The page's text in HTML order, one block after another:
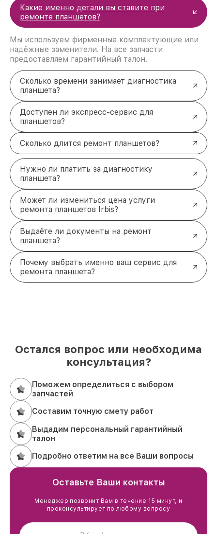
профессиональные услуги.
Доверьте заботу о планшете Irbis
профессионалам!
Устройство снова станет удобным и
функциональным. Мы готовы позаботиться о
вашем планшете и устранить любые
неисправности, чтобы вы могли пользоваться им
без ограничений. Оставьте заявку или позвоните
по номеру +7 (495) 152-68-30 или приезжайте по
адресу улица Сущёвский Вал, 5с1.
Какие именно детали вы ставите при
ремонте планшетов?
Мы используем фирменные комплектующие или
надёжные заменители. На все запчасти
предоставляем гарантийный талон.
Сколько времени занимает диагностика
планшета?
Доступен ли экспресс-сервис для
планшетов?
Сколько длится ремонт планшетов?
Нужно ли платить за диагностику
планшета?
Может ли измениться цена услуги
ремонта планшетов Irbis?
Выдаёте ли документы на ремонт
планшета?
Почему выбрать именно ваш сервис для
ремонта планшета?
Остался вопрос или необходима
консультация?
Поможем определиться с выбором
запчастей
Составим точную смету работ
Выдадим персональный гарантийный
талон
Подробно ответим на все Ваши вопросы
Оставьте Ваши контакты
Менеджер позвонит Вам в течение 15 минут, и
проконсультирует по любому вопросу